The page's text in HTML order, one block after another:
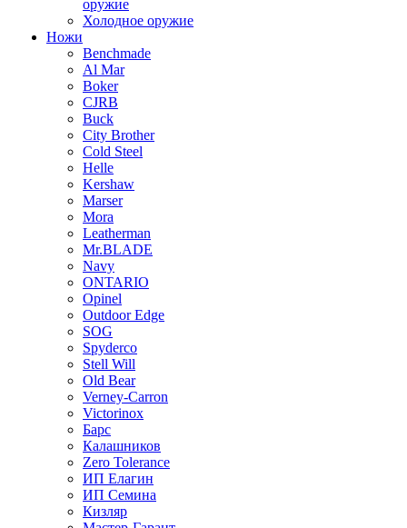
оружие
Холодное оружие
Ножи
Benchmade
Al Mar
Boker
CJRB
Buck
City Brother
Cold Steel
Helle
Kershaw
Marser
Mora
Leatherman
Mr.BLADE
Navy
ONTARIO
Opinel
Outdoor Edge
SOG
Spyderco
Stell Will
Old Bear
Verney-Carron
Victorinox
Барс
Калашников
Zero Tolerance
ИП Елагин
ИП Семина
Кизляр